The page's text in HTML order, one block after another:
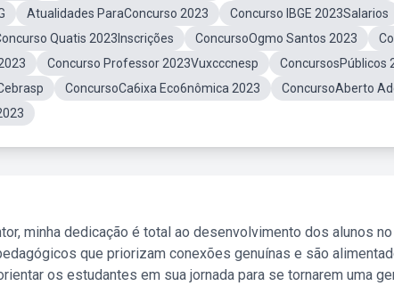
Atualidades ParaConcurso 2023 Concurso IBGE 2023Salarios
Quatis 2023Inscrições ConcursoOgmo Santos 2023
Concurso Professor 2023Vuxcccnesp ConcursosPúblicos
ConcursoCa6ixa Eco6nômica 2023
ConcursoAberto
minha dedicação é total ao desenvolvimento dos alunos
que priorizam conexões genuínas e são
os estudantes em sua jornada para se tornarem uma